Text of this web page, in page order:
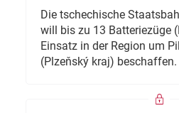
Die tschechische
will bis zu 13 Batteriezüge
Einsatz in der Region um
(Plzeňský kraj) beschaffen.